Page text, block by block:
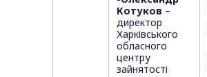
Котуков –
директор
Харківського
обласного
центру
зайнятості